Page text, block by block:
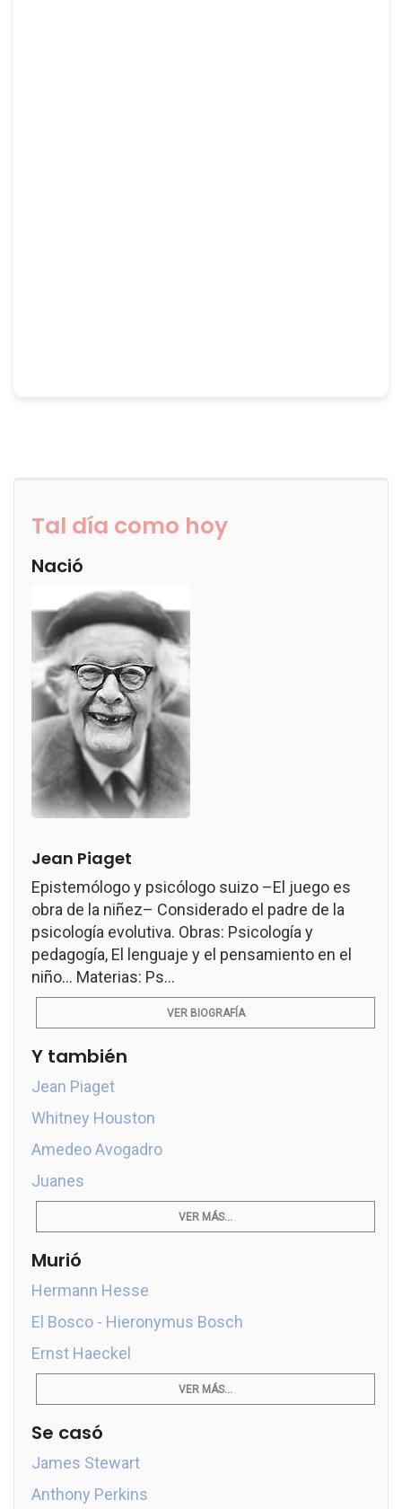
Tal día como hoy
Nació
Jean Piaget
Epistemólogo y psicólogo suizo –El juego es
obra de la niñez– Considerado el padre de la
psicología evolutiva. Obras: Psicología y
pedagogía, El lenguaje y el pensamiento en el
niño... Materias: Ps...
VER BIOGRAFÍA
Y también
Jean Piaget
Whitney Houston
Amedeo Avogadro
Juanes
VER MÁS...
Murió
Hermann Hesse
El Bosco - Hieronymus Bosch
Ernst Haeckel
VER MÁS...
Se casó
James Stewart
Anthony Perkins